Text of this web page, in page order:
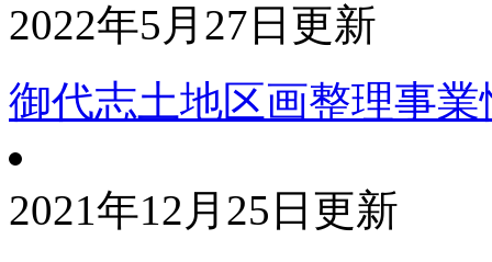
2022年5月27日更新
御代志土地区画整理事
2021年12月25日更新